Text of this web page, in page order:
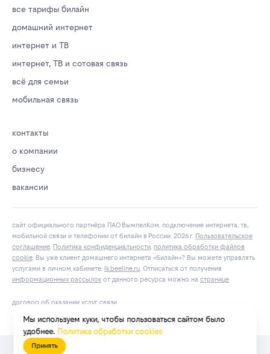
все тарифы билайн
домашний интернет
интернет и ТВ
интернет, ТВ и сотовая связь
всё для семьи
мобильная связь
контакты
о компании
бизнесу
вакансии
сайт официального партнёра ПАО ВымпелКом. подключение интернета, тв,
мобильной связи и телефонии от билайн в России. 2026 г. Пользовательское
соглашение. Политика конфиденциальности. политика обработки файлов
cookie. Вы уже клиент домашнего интернета «билайн»? Вы можете управлять
услугами в личнoм кaбинeтe:
lk.bееlinе.ru. Отписаться от получения
информационных рассылок от данного ресурса можно на странице
договор об оказании услуг связи
Мы используем куки, чтобы пользоваться сайтом было
удобнее. Политика обработки cookies
Принять